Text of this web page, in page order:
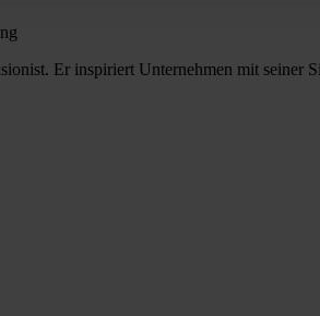
Er inspiriert Unternehmen mit seiner